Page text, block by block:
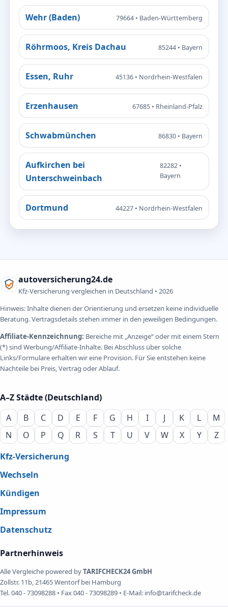
Wehr (Baden) 79664 • Baden-Württemberg
Röhrmoos, Kreis Dachau 85244 • Bayern
Essen, Ruhr 45136 • Nordrhein-Westfalen
Erzenhausen 67685 • Rheinland-Pfalz
Schwabmünchen 86830 • Bayern
Aufkirchen bei
Unterschweinbach
82282 •
Bayern
Dortmund 44227 • Nordrhein-Westfalen
autoversicherung24.de
Kfz-Versicherung vergleichen in Deutschland • 2026
Hinweis: Inhalte dienen der Orientierung und ersetzen keine individuelle
Beratung. Vertragsdetails stehen immer in den jeweiligen Bedingungen.
Affiliate-Kennzeichnung: Bereiche mit „Anzeige“ oder mit einem Stern
(*) sind Werbung/Affiliate-Inhalte. Bei Abschluss über solche
Links/Formulare erhalten wir eine Provision. Für Sie entstehen keine
Nachteile bei Preis, Vertrag oder Ablauf.
A–Z Städte (Deutschland)
A
B C D E F G H I J K L
M
N
O P Q R S T U V W X Y
Z
Kfz-Versicherung
Wechseln
Kündigen
Impressum
Datenschutz
Partnerhinweis
Alle Vergleiche powered byTARIFCHECK24 GmbH
Zollstr. 11b, 21465 Wentorf bei Hamburg
Tel. 040 - 73098288 • Fax 040 - 73098289 • E-Mail: info@tarifcheck.de